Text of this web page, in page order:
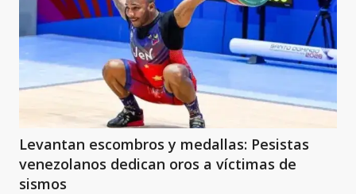
Levantan escombros y medallas: Pesistas
venezolanos dedican oros a víctimas de
sismos